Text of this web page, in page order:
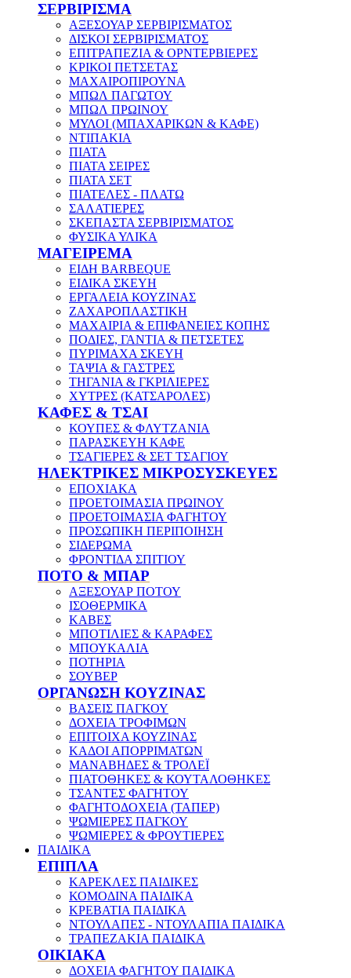
ΣΕΡΒΙΡΙΣΜΑ
ΑΞΕΣΟΥΑΡ ΣΕΡΒΙΡΙΣΜΑΤΟΣ
ΔΙΣΚΟΙ ΣΕΡΒΙΡΙΣΜΑΤΟΣ
ΕΠΙΤΡΑΠΕΖΙΑ & ΟΡΝΤΕΡΒΙΕΡΕΣ
ΚΡΙΚΟΙ ΠΕΤΣΕΤΑΣ
ΜΑΧΑΙΡΟΠΙΡΟΥΝΑ
ΜΠΩΛ ΠΑΓΩΤΟΥ
ΜΠΩΛ ΠΡΩΙΝΟΥ
ΜΥΛΟΙ (ΜΠΑΧΑΡΙΚΩΝ & ΚΑΦΕ)
ΝΤΙΠΑΚΙΑ
ΠΙΑΤΑ
ΠΙΑΤΑ ΣΕΙΡΕΣ
ΠΙΑΤΑ ΣΕΤ
ΠΙΑΤΕΛΕΣ - ΠΛΑΤΩ
ΣΑΛΑΤΙΕΡΕΣ
ΣΚΕΠΑΣΤΑ ΣΕΡΒΙΡΙΣΜΑΤΟΣ
ΦΥΣΙΚΑ ΥΛΙΚΑ
ΜΑΓΕΙΡΕΜΑ
ΕΙΔΗ BARBEQUE
ΕΙΔΙΚΑ ΣΚΕΥΗ
ΕΡΓΑΛΕΙΑ ΚΟΥΖΙΝΑΣ
ΖΑΧΑΡΟΠΛΑΣΤΙΚΗ
ΜΑΧΑΙΡΙΑ & ΕΠΙΦΑΝΕΙΕΣ ΚΟΠΗΣ
ΠΟΔΙΕΣ, ΓΑΝΤΙΑ & ΠΕΤΣΕΤΕΣ
ΠΥΡΙΜΑΧΑ ΣΚΕΥΗ
ΤΑΨΙΑ & ΓΑΣΤΡΕΣ
ΤΗΓΑΝΙΑ & ΓΚΡΙΛΙΕΡΕΣ
ΧΥΤΡΕΣ (ΚΑΤΣΑΡΟΛΕΣ)
ΚΑΦΕΣ & ΤΣΑΙ
ΚΟΥΠΕΣ & ΦΛΥΤΖΑΝΙΑ
ΠΑΡΑΣΚΕΥΗ ΚΑΦΕ
ΤΣΑΓΙΕΡΕΣ & ΣΕΤ ΤΣΑΓΙΟΥ
ΗΛΕΚΤΡΙΚΕΣ ΜΙΚΡΟΣΥΣΚΕΥΕΣ
ΕΠΟΧΙΑΚΑ
ΠΡΟΕΤΟΙΜΑΣΙΑ ΠΡΩΙΝΟΥ
ΠΡΟΕΤΟΙΜΑΣΙΑ ΦΑΓΗΤΟΥ
ΠΡΟΣΩΠΙΚΗ ΠΕΡΙΠΟΙΗΣΗ
ΣΙΔΕΡΩΜΑ
ΦΡΟΝΤΙΔΑ ΣΠΙΤΙΟΥ
ΠΟΤΟ & ΜΠΑΡ
ΑΞΕΣΟΥΑΡ ΠΟΤΟΥ
ΙΣΟΘΕΡΜΙΚΑ
ΚΑΒΕΣ
ΜΠΟΤΙΛΙΕΣ & ΚΑΡΑΦΕΣ
ΜΠΟΥΚΑΛΙΑ
ΠΟΤΗΡΙΑ
ΣΟΥΒΕΡ
ΟΡΓΑΝΩΣΗ ΚΟΥΖΙΝΑΣ
ΒΑΣΕΙΣ ΠΑΓΚΟΥ
ΔΟΧΕΙΑ ΤΡΟΦΙΜΩΝ
ΕΠΙΤΟΙΧΑ ΚΟΥΖΙΝΑΣ
ΚΑΔΟΙ ΑΠΟΡΡΙΜΑΤΩΝ
ΜΑΝΑΒΗΔΕΣ & ΤΡΟΛΕΪ
ΠΙΑΤΟΘΗΚΕΣ & ΚΟΥΤΑΛΟΘΗΚΕΣ
ΤΣΑΝΤΕΣ ΦΑΓΗΤΟΥ
ΦΑΓΗΤΟΔΟΧΕΙΑ (ΤΑΠΕΡ)
ΨΩΜΙΕΡΕΣ ΠΑΓΚΟΥ
ΨΩΜΙΕΡΕΣ & ΦΡΟΥΤΙΕΡΕΣ
ΠΑΙΔΙΚΑ
ΕΠΙΠΛΑ
ΚΑΡΕΚΛΕΣ ΠΑΙΔΙΚΕΣ
ΚΟΜΟΔΙΝΑ ΠΑΙΔΙΚΑ
ΚΡΕΒΑΤΙΑ ΠΑΙΔΙΚΑ
ΝΤΟΥΛΑΠΕΣ - ΝΤΟΥΛΑΠΙΑ ΠΑΙΔΙΚΑ
ΤΡΑΠΕΖΑΚΙΑ ΠΑΙΔΙΚΑ
ΟΙΚΙΑΚΑ
ΔΟΧΕΙΑ ΦΑΓΗΤΟΥ ΠΑΙΔΙΚΑ